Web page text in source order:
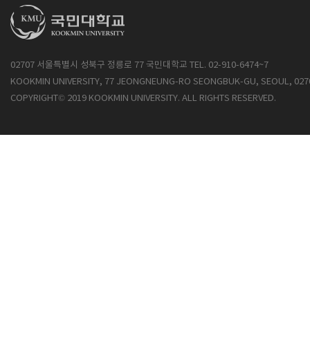
02707 서울특별시 성북구 정릉로 77 국민대학교 TEL. 02-910-6474~7
KOOKMIN UNIVERSITY, 77 JEONGNEUNG-RO SEONGBUK-GU, SEOUL,
COPYRIGHT© 2019 KOOKMIN UNIVERSITY. ALL RIGHTS RESERVED.